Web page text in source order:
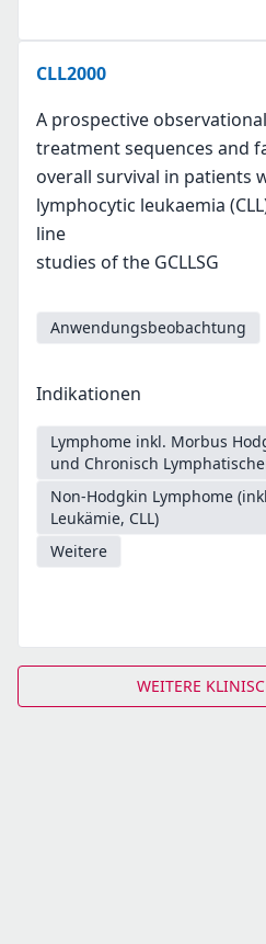
CLL2000
A prospective
treatment sequences and
overall survival in patients
lymphocytic leukaemia
line
studies of the GCLLSG
Anwendungsbeobachtung
Indikationen
Lymphome inkl. Morbus
und Chronisch
Non-Hodgkin Lymphome
Leukämie, CLL)
Weitere
WEITERE